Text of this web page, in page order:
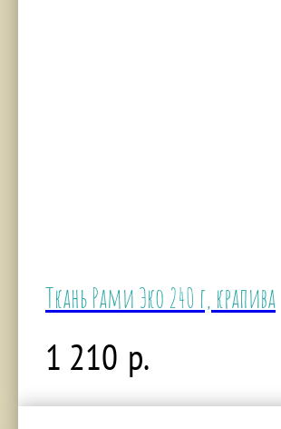
Ткань Рами Эко 240 г, крапива
1 210 р.